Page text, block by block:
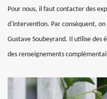
Pour nous, il faut contacter des
d'intervention. Par conséquent,
Gustave Soubeyrand. Il utilise des
des renseignements